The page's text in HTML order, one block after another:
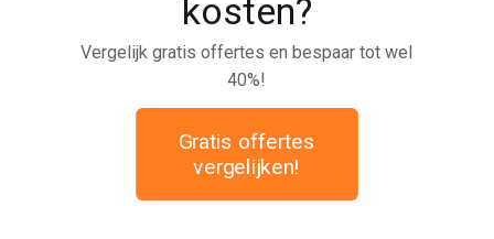
kosten?
Vergelijk gratis offertes en bespaar tot wel
40%!
Gratis offertes
vergelijken!